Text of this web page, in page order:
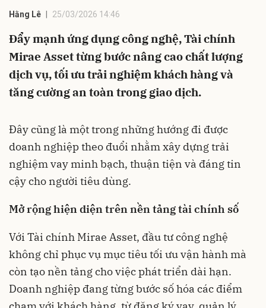
Hằng Lê 25/03/2026 14:46
Đẩy mạnh ứng dụng công nghệ, Tài chính
Mirae Asset từng bước nâng cao chất lượng
dịch vụ, tối ưu trải nghiệm khách hàng và
tăng cường an toàn trong giao dịch.
Đây cũng là một trong những hướng đi được
doanh nghiệp theo đuổi nhằm xây dựng trải
nghiệm vay minh bạch, thuận tiện và đáng tin
cậy cho người tiêu dùng.
Mở rộng hiện diện trên nền tảng tài chính số
Với Tài chính Mirae Asset, đầu tư công nghệ
không chỉ phục vụ mục tiêu tối ưu vận hành mà
còn tạo nền tảng cho việc phát triển dài hạn.
Doanh nghiệp đang từng bước số hóa các điểm